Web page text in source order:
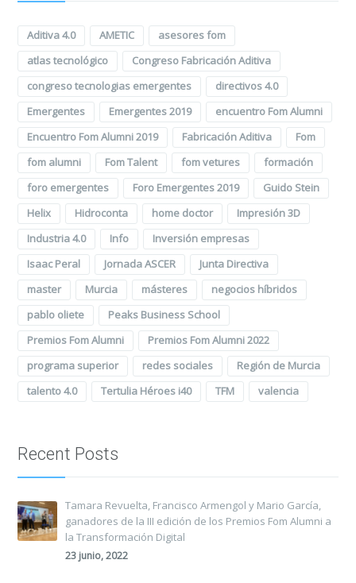
Aditiva 4.0 AMETIC
asesores fom
atlas tecnológico
Congreso Fabricación Aditiva
congreso tecnologias emergentes
directivos 4.0
Emergentes
Emergentes 2019
encuentro Fom Alumni
Encuentro Fom Alumni 2019
Fabricación Aditiva
Fom
fom alumni
Fom Talent fom vetures
formación
foro emergentes
Foro Emergentes 2019
Guido Stein
Helix
Hidroconta home doctor
Impresión 3D
Industria 4.0
Info
Inversión empresas
Isaac Peral
Jornada ASCER
Junta Directiva
master
Murcia másteres
negocios híbridos
pablo oliete
Peaks Business School
Premios Fom Alumni
Premios Fom Alumni 2022
programa superior
redes sociales
Región de Murcia
talento 4.0
Tertulia Héroes i40 TFM valencia
Recent Posts
Tamara Revuelta, Francisco Armengol y Mario García,
ganadores de la III edición de los Premios Fom Alumni a
la Transformación Digital
23 junio, 2022